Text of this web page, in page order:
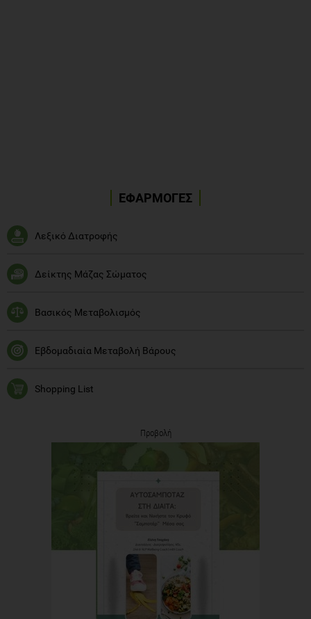
ΕΦΑΡΜΟΓΕΣ
Λεξικό Διατροφής
Δείκτης Μάζας Σώματος
Βασικός Μεταβολισμός
Εβδομαδιαία Μεταβολή Βάρους
Shopping List
Προβολή